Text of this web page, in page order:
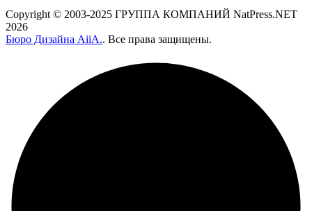
Copyright © 2003-2025 ГРУППА КОМПАНИЙ NatPress.NET
2026
Бюро Дизайна AiiA.. Все права защищены.